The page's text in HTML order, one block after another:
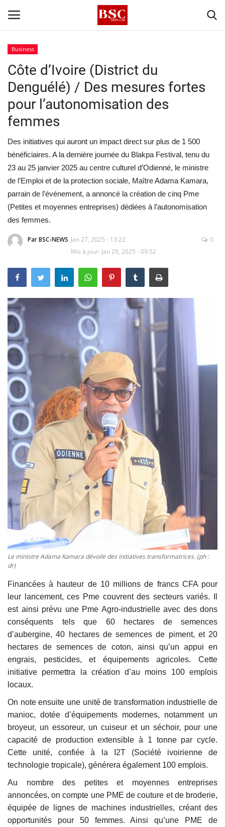
Accueil
Contact
A propos
Signature
Témoignage
Business
Culture
Vidéos
Sublimes cerveaux
Sport
Autr'Actu
Business
Côte d’Ivoire (District du
Denguélé) / Des mesures fortes
pour l’autonomisation des
femmes
Des initiatives qui auront un impact direct sur plus de 1 500
bénéficiaires. A la dernière journée du Blakpa Festival, tenu du
23 au 25 janvier 2025 au centre culturel d’Odienné, le ministre
de l’Emploi et de la protection sociale, Maître Adama Kamara,
parrain de l’événement, a annoncé la création de cinq Pme
(Petites et moyennes entreprises) dédiées à l’autonomisation
des femmes.
Par BSC-NEWS Jan 27, 2025 - 13:22
Mis à jour: Jan 29, 2025 - 09:52
0
Le ministre Adama Kamara dévoile des initiatives transformatrices. (ph :
dr)
Financées à hauteur de 10 millions de francs CFA pour
leur lancement, ces Pme couvrent des secteurs variés. Il
est ainsi prévu une Pme Agro-industrielle avec des dons
conséquents tels que 60 hectares de semences
d’aubergine, 40 hectares de semences de piment, et 20
hectares de semences de coton, ainsi qu’un appui en
engrais, pesticides, et équipements agricoles. Cette
initiative permettra la création d’au moins 100 emplois
locaux.
On note ensuite une unité de transformation industrielle de
manioc, dotée d’équipements modernes, notamment un
broyeur, un essoreur, un cuiseur et un séchoir, pour une
capacité de production extensible à 1 tonne par cycle.
Cette unité, confiée à la I2T (Société ivoirienne de
technologie tropicale), générera également 100 emplois.
Au nombre des petites et moyennes entreprises
annoncées, on compte une PME de couture et de broderie,
équipée de lignes de machines industrielles, créant des
opportunités pour 50 femmes. Ainsi qu’une PME de